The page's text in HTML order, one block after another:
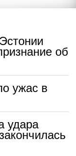
об
ужас в
удара